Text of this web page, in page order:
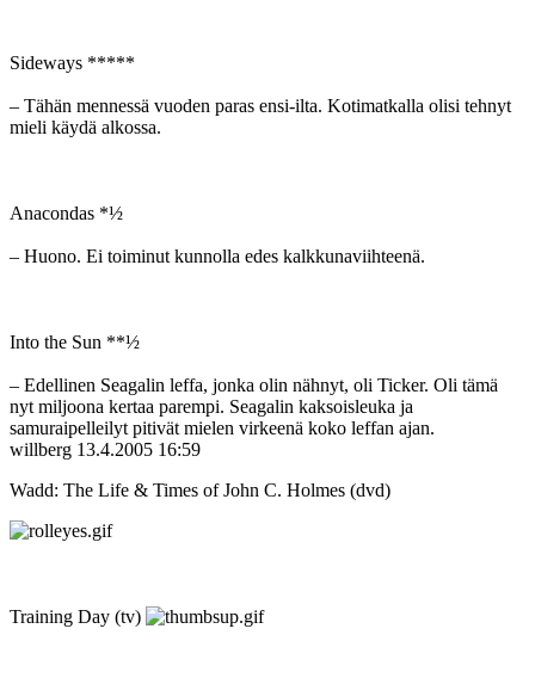
Sideways *****
– Tähän mennessä vuoden paras ensi-ilta. Kotimatkalla olisi tehnyt
mieli käydä alkossa.
Anacondas *½
– Huono. Ei toiminut kunnolla edes kalkkunaviihteenä.
Into the Sun **½
– Edellinen Seagalin leffa, jonka olin nähnyt, oli Ticker. Oli tämä
nyt miljoona kertaa parempi. Seagalin kaksoisleuka ja
samuraipelleilyt pitivät mielen virkeenä koko leffan ajan.
willberg 13.4.2005 16:59
Wadd: The Life & Times of John C. Holmes (dvd)
Training Day (tv)